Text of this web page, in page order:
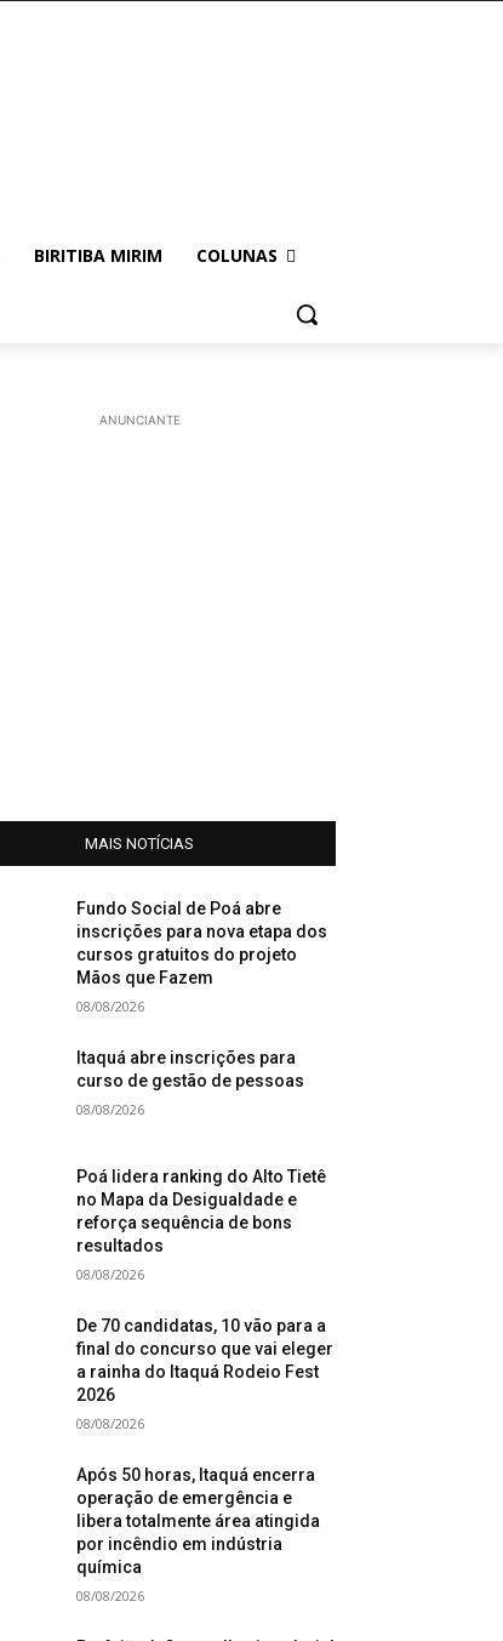
BIRITIBA MIRIM COLUNAS
ANUNCIANTE
MAIS NOTÍCIAS
Fundo Social de Poá abre
inscrições para nova etapa dos
cursos gratuitos do projeto
Mãos que Fazem
08/08/2026
Itaquá abre inscrições para
curso de gestão de pessoas
08/08/2026
Poá lidera ranking do Alto Tietê
no Mapa da Desigualdade e
reforça sequência de bons
resultados
08/08/2026
De 70 candidatas, 10 vão para a
final do concurso que vai eleger
a rainha do Itaquá Rodeio Fest
2026
08/08/2026
Após 50 horas, Itaquá encerra
operação de emergência e
libera totalmente área atingida
por incêndio em indústria
química
08/08/2026